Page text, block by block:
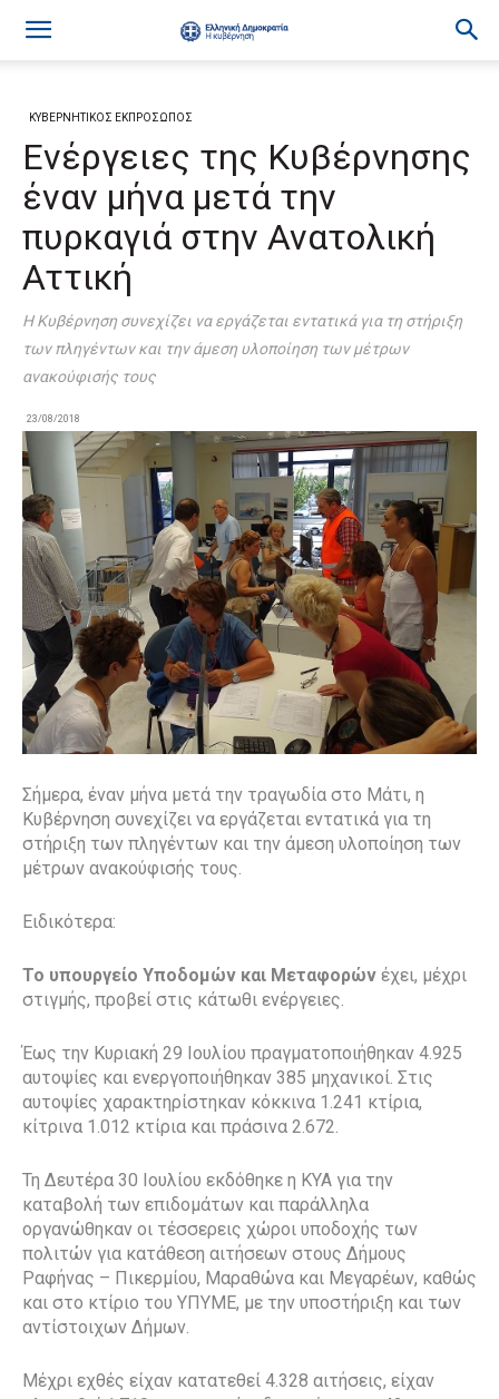
ΚΥΒΕΡΝΗΤΙΚΟΣ ΕΚΠΡΟΣΩΠΟΣ
Ενέργειες της Κυβέρνησης
έναν μήνα μετά την
πυρκαγιά στην Ανατολική
Αττική
H Κυβέρνηση συνεχίζει να εργάζεται εντατικά για τη στήριξη
των πληγέντων και την άμεση υλοποίηση των μέτρων
ανακούφισής τους
23/08/2018
Σήμερα, έναν μήνα μετά την τραγωδία στο Μάτι, η
Κυβέρνηση συνεχίζει να εργάζεται εντατικά για τη
στήριξη των πληγέντων και την άμεση υλοποίηση των
μέτρων ανακούφισής τους.
Ειδικότερα:
Το υπουργείο Υποδομών και Μεταφορών έχει, μέχρι
στιγμής, προβεί στις κάτωθι ενέργειες.
Έως την Κυριακή 29 Ιουλίου πραγματοποιήθηκαν 4.925
αυτοψίες και ενεργοποιήθηκαν 385 μηχανικοί. Στις
αυτοψίες χαρακτηρίστηκαν κόκκινα 1.241 κτίρια,
κίτρινα 1.012 κτίρια και πράσινα 2.672.
Τη Δευτέρα 30 Ιουλίου εκδόθηκε η ΚΥΑ για την
καταβολή των επιδομάτων και παράλληλα
οργανώθηκαν οι τέσσερεις χώροι υποδοχής των
πολιτών για κατάθεση αιτήσεων στους Δήμους
Ραφήνας – Πικερμίου, Μαραθώνα και Μεγαρέων, καθώς
και στο κτίριο του ΥΠΥΜΕ, με την υποστήριξη και των
αντίστοιχων Δήμων.
Μέχρι εχθές είχαν κατατεθεί 4.328 αιτήσεις, είχαν